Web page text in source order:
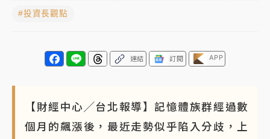
#投資長觀點
連結 訂閱 APP
【財經中心╱台北報導】記憶體族群經過數
個月的飆漲後，最近走勢似乎陷入分歧，上